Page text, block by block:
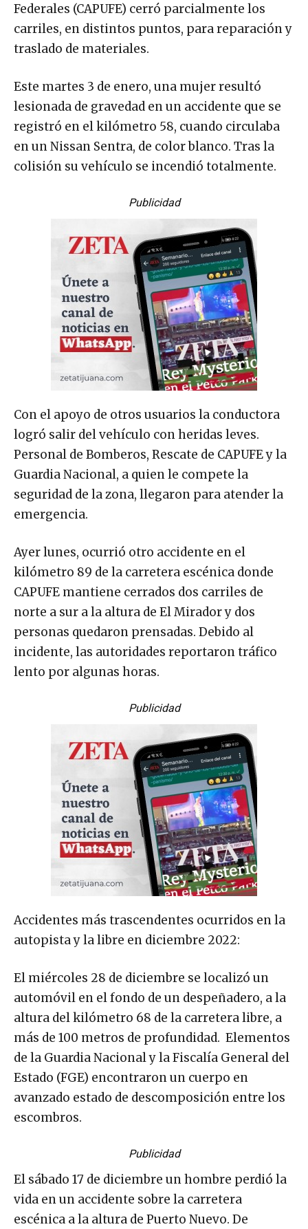
Federales (CAPUFE) cerró parcialmente los
carriles, en distintos puntos, para reparación y
traslado de materiales.
Este martes 3 de enero, una mujer resultó
lesionada de gravedad en un accidente que se
registró en el kilómetro 58, cuando circulaba
en un Nissan Sentra, de color blanco. Tras la
colisión su vehículo se incendió totalmente.
Publicidad
Con el apoyo de otros usuarios la conductora
logró salir del vehículo con heridas leves.
Personal de Bomberos, Rescate de CAPUFE y la
Guardia Nacional, a quien le compete la
seguridad de la zona, llegaron para atender la
emergencia.
Ayer lunes, ocurrió otro accidente en el
kilómetro 89 de la carretera escénica donde
CAPUFE mantiene cerrados dos carriles de
norte a sur a la altura de El Mirador y dos
personas quedaron prensadas. Debido al
incidente, las autoridades reportaron tráfico
lento por algunas horas.
Publicidad
Accidentes más trascendentes ocurridos en la
autopista y la libre en diciembre 2022:
El miércoles 28 de diciembre se localizó un
automóvil en el fondo de un despeñadero, a la
altura del kilómetro 68 de la carretera libre, a
más de 100 metros de profundidad. Elementos
de la Guardia Nacional y la Fiscalía General del
Estado (FGE) encontraron un cuerpo en
avanzado estado de descomposición entre los
escombros.
Publicidad
El sábado 17 de diciembre un hombre perdió la
vida en un accidente sobre la carretera
escénica a la altura de Puerto Nuevo. De